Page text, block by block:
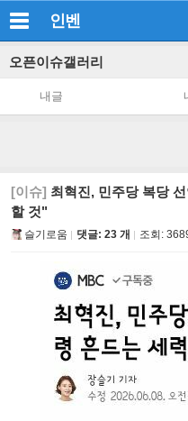
인벤
오픈이슈갤러리
내글
[이슈] 최혁진, 민주당 복당
할 것"
슬기로움 댓글: 23 개 조회: